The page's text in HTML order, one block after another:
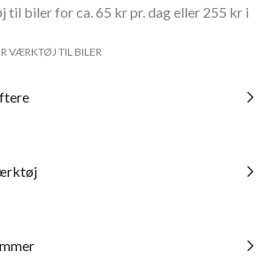
til biler for ca. 65 kr pr. dag eller 255 kr i
VÆRKTØJ TIL BILER